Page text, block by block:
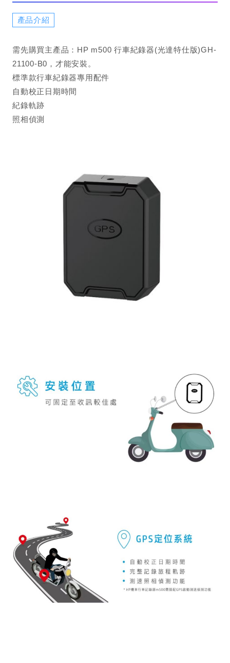
產品介紹
需先購買主產品：HP m500 行車紀錄器(光達特仕版)GH-
21100-B0，才能安裝。
標準款行車紀錄器專用配件
自動校正日期時間
紀錄軌跡
照相偵測